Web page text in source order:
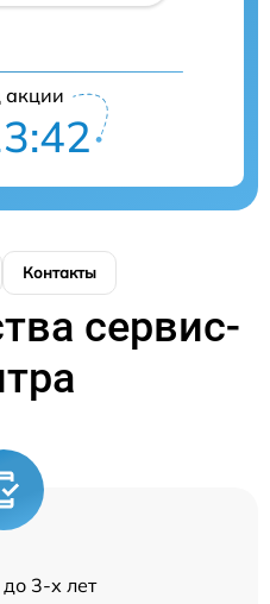
акции
Контакты
сервис-
3-х лет